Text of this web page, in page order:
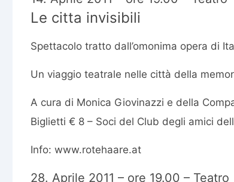
Le citta invisibili
Spettacolo tratto dall’omonima opera di
Un viaggio teatrale nelle città della
A cura di Monica Giovinazzi e della
Biglietti € 8 – Soci del Club degli amici
Info: www.rotehaare.at
28. Aprile 2011 – ore 19.00 – Teatro